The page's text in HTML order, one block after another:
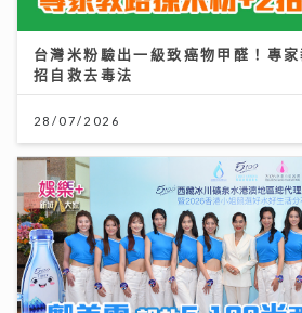
鄺美雲 親赴5100米西藏高山考察
姐 候選佳麗亮相 傳授「水中黃金」